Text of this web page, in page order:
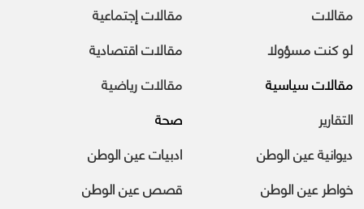
مقالات
مقالات إجتماعية
لو كنت مسؤولا
مقالات اقتصادية
مقالات سياسية
مقالات رياضية
التقارير
صحة
ديوانية عين الوطن
ادبيات عين الوطن
خواطر عين الوطن
قصص عين الوطن